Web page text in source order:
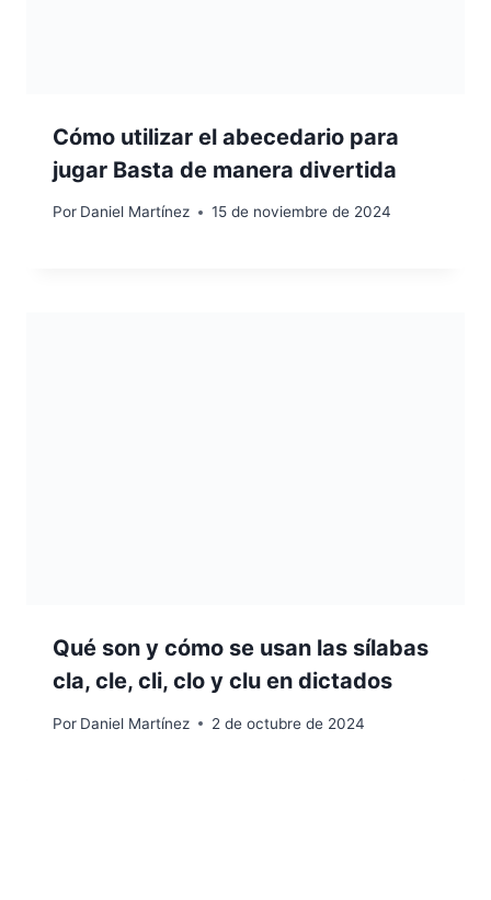
Cómo utilizar el abecedario para
jugar Basta de manera divertida
Por Daniel Martínez 15 de noviembre de 2024
Qué son y cómo se usan las sílabas
cla, cle, cli, clo y clu en dictados
Por Daniel Martínez 2 de octubre de 2024